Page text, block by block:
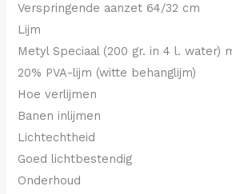
Verspringende aanzet 64/32 cm
Lijm
Metyl Speciaal (200 gr. in 4 l. water)
20% PVA-lijm (witte behanglijm)
Hoe verlijmen
Banen inlijmen
Lichtechtheid
Goed lichtbestendig
Onderhoud